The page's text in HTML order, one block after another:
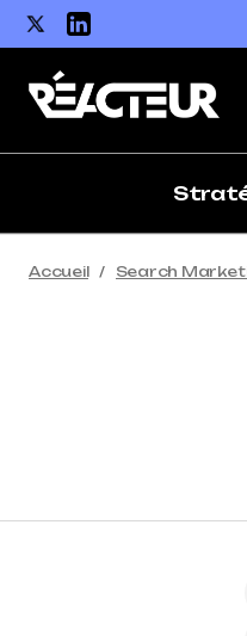
Accueil Search